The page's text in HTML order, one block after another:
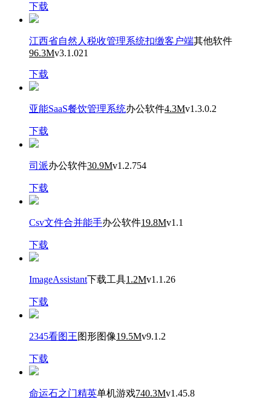
下载
江西省自然人税收管理系统扣缴客户端其他软件
96.3Mv3.1.021
下载
亚能SaaS餐饮管理系统办公软件4.3Mv1.3.0.2
下载
司派办公软件30.9Mv1.2.754
下载
Csv文件合并能手办公软件19.8Mv1.1
下载
ImageAssistant下载工具1.2Mv1.1.26
下载
2345看图王图形图像19.5Mv9.1.2
下载
命运石之门精英单机游戏740.3Mv1.45.8